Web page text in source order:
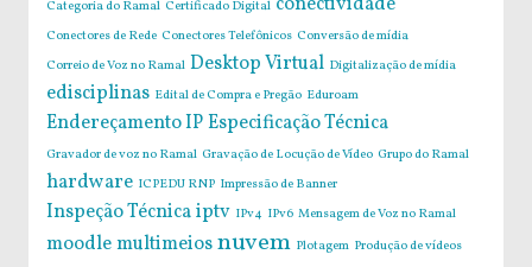
Categoria do Ramal Certificado Digital conectividade
Conectores de Rede Conectores Telefônicos Conversão de mídia
Correio de Voz no Ramal Desktop Virtual Digitalização de mídia
edisciplinas Edital de Compra e Pregão Eduroam
Endereçamento IPEspecificação Técnica
Gravador de voz no Ramal Gravação de Locução de Vídeo Grupo do Ramal
hardware ICPEDU RNP Impressão de Banner
Inspeção Técnicaiptv IPv4 IPv6 Mensagem de Voz no Ramal
moodlemultimeiosnuvem Plotagem Produção de vídeos